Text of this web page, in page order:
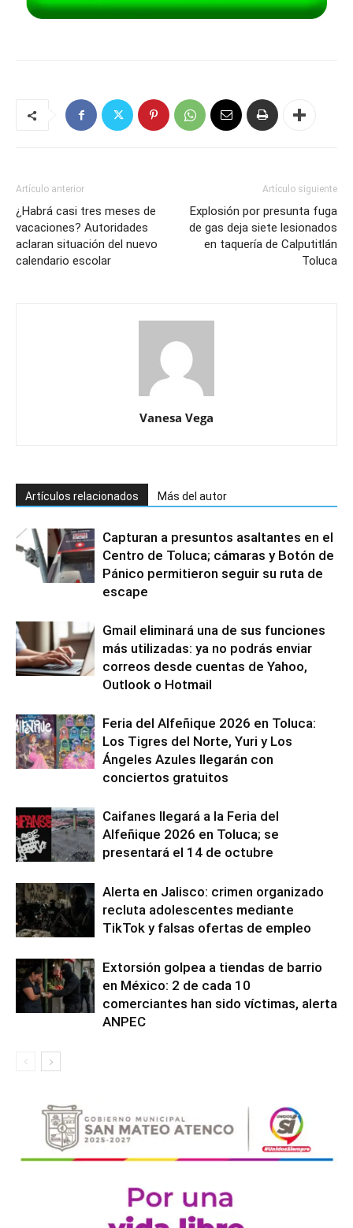
Artículo anterior
¿Habrá casi tres meses de
vacaciones? Autoridades
aclaran situación del nuevo
calendario escolar
Artículo siguiente
Explosión por presunta fuga
de gas deja siete lesionados
en taquería de Calputitlán
Toluca
Vanesa Vega
Artículos relacionados Más del autor
Capturan a presuntos asaltantes en el
Centro de Toluca; cámaras y Botón de
Pánico permitieron seguir su ruta de
escape
Gmail eliminará una de sus funciones
más utilizadas: ya no podrás enviar
correos desde cuentas de Yahoo,
Outlook o Hotmail
Feria del Alfeñique 2026 en Toluca:
Los Tigres del Norte, Yuri y Los
Ángeles Azules llegarán con
conciertos gratuitos
Caifanes llegará a la Feria del
Alfeñique 2026 en Toluca; se
presentará el 14 de octubre
Alerta en Jalisco: crimen organizado
recluta adolescentes mediante
TikTok y falsas ofertas de empleo
Extorsión golpea a tiendas de barrio
en México: 2 de cada 10
comerciantes han sido víctimas, alerta
ANPEC